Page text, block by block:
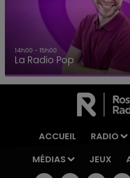
15h00
Le
ACCUEIL RADIO
MÉDIAS
JEUX